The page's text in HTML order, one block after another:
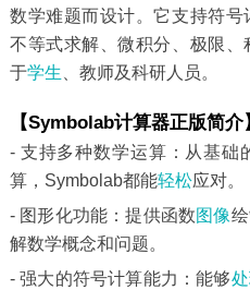
数学难题而设计。它支持符号
不等式求解、微积分、极限
于学生 、教师及科研人员。
【Symbolab计算器正版简介
- 支持多种数学运算：从基础
算，Symbolab都能轻松应对。
- 图形化功能：提供函数图像
解数学概念和问题。
- 强大的符号计算能力：能够